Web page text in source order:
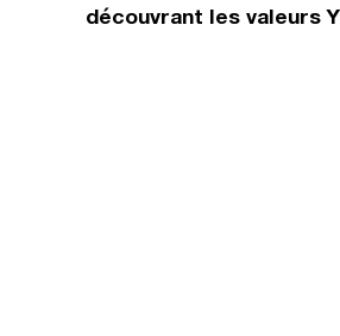
découvrant les valeurs